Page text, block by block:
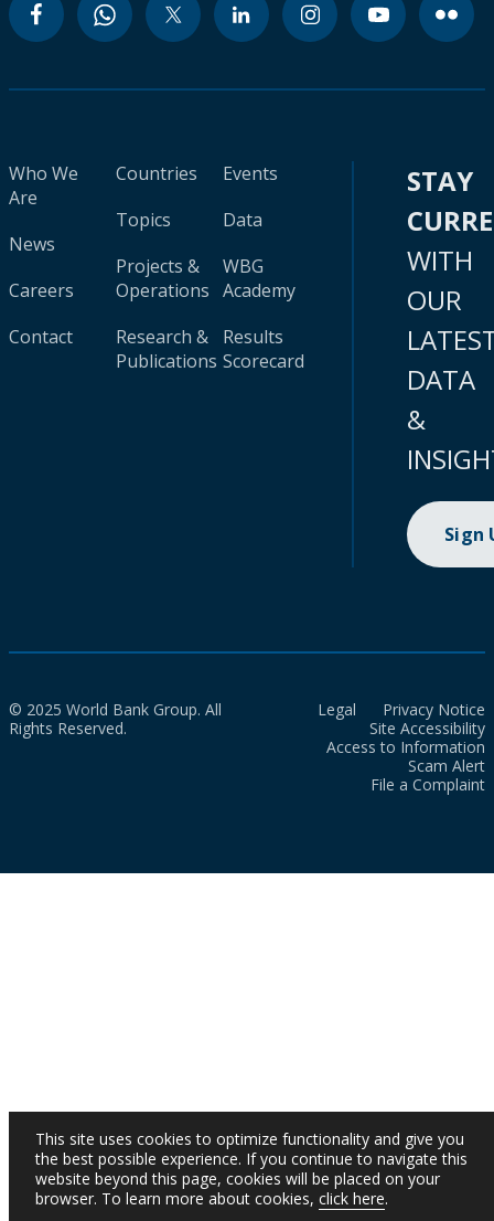
Who We
Are
News
Careers
Contact
Countries
Topics
Projects &
Operations
Research &
Publications
Events
Data
WBG
Academy
Results
Scorecard
STAY
WITH
OUR
DATA
&
Sign
© 2025 World Bank Group. All
Rights Reserved.
Legal
Privacy Notice
Site Accessibility
Access to Information
Scam Alert
File a Complaint
This site uses cookies to optimize functionality and give you
the best possible experience. If you continue to navigate this
website beyond this page, cookies will be placed on your
browser. To learn more about cookies, click here.